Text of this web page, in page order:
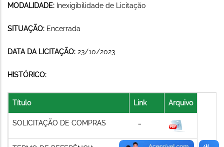
MODALIDADE: Inexigibilidade de Licitação
SITUAÇÃO: Encerrada
DATA DA LICITAÇÃO: 23/10/2023
HISTÓRICO:
Título Link Arquivo
SOLICITAÇÃO DE COMPRAS